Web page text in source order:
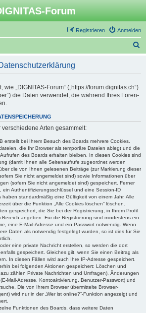
Forum
Anmelden
Registrieren
„DIGNITAS-Forum“ („https://forum.dignitas.ch“)
die Daten verwendet, die während Ihres Foren-
verschiedene Arten gesammelt:
erstellt bei Ihrem Besuch des Boards mehrere Cookies.
die Ihr Browser als temporäre Dateien ablegt und die
des Boards erhalten bleiben. In diesen Cookies sind
(damit Ihnen alle Seitenaufrufe zugeordnet werden
die von Ihnen gelesenen Beiträge (zur Markierung dieser
Sie nicht angemeldet sind) sowie Informationen über
(sofern Sie nicht angemeldet sind) gespeichert. Ferner
ein Authentifizierungsschlüssel und eine Session-ID
haben standardmäßig eine Gültigkeit von einem Jahr. Alle
über die Funktion „Alle Cookies löschen“ löschen.
gespeichert, die Sie bei der Registrierung, in Ihrem Profil
Bereich angeben. Für die Registrierung sind mindestens ein
eine E-Mail-Adresse und ein Passwort notwendig. Wenn
Daten als notwendig festgelegt wurden, so ist dies für Sie
eine private Nachricht erstellen, so werden die dort
gespeichert. Gleiches gilt, wenn Sie einen Beitrag als
In diesen Fällen wird auch Ihre IP-Adresse gespeichert.
bei folgenden Aktionen gespeichert: Löschen und
zählen Private Nachrichten und Umfragen), Änderungen
Mail-Adresse, Kontoaktivierung, Benutzer-Passwort) und
Die von Ihrem Browser übermittelte Browser-
wird nur in der „Wer ist online?“-Funktion angezeigt und
Funktionen des Boards, dass weitere Daten